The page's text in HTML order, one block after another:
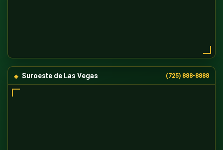
Suroeste de Las Vegas (725) 888-8888